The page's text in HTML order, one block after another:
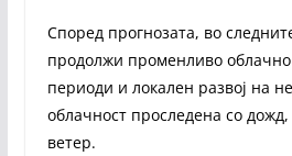
Според прогнозата, во
продолжи променливо
периоди и локален развој на
облачност проследена со
ветер.